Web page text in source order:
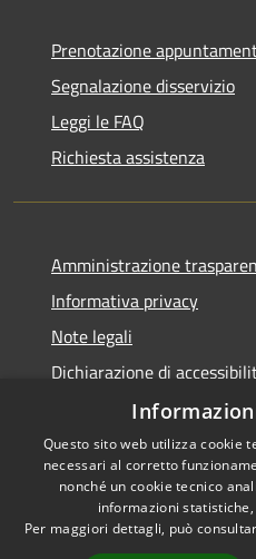
Prenotazione
Segnalazione disservizio
Leggi le FAQ
Richiesta assistenza
Amministrazione
Informativa privacy
Note legali
Dichiarazione di
Accessibilità
Privacy
Questo sito web utilizza cookie
necessari al corretto
nonché un cookie tecnico
informazioni
Per maggiori dettagli, può